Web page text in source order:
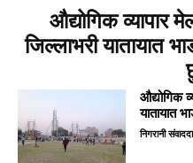
औद्योगिक व्यापार
जिल्लाभरी यातायात
औद्योगिक
यातायात
निगरानी